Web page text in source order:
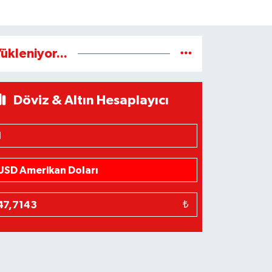
Döviz & Altın Hesaplayıcı
₺